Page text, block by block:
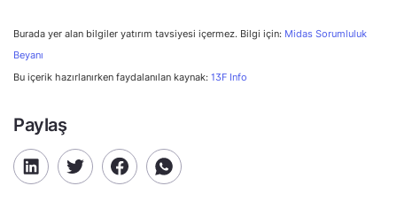
Burada yer alan bilgiler yatırım tavsiyesi içermez. Bilgi için: Midas Sorumluluk
Beyanı
Bu içerik hazırlanırken faydalanılan kaynak: 13F Info
Paylaş